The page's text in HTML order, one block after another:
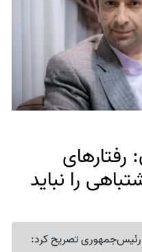
رفتارهای
را نباید
رئیس‌جمهوری تصریح کرد: